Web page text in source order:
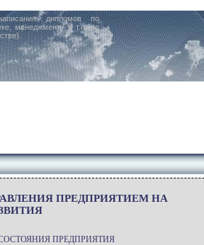
дипломов по
менеджменту и т.п. по
ПРЕДПРИЯТИЕМ НА
ПРЕДПРИЯТИЯ